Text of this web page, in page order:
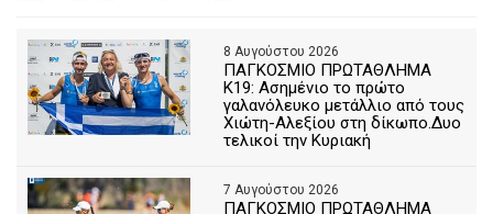
8 Αυγούστου 2026
ΠΑΓΚΟΣΜΙΟ ΠΡΩΤΑΘΛΗΜΑ
Κ19: Ασημένιο το πρώτο
γαλανόλευκο μετάλλιο από τους
Χιώτη-Αλεξίου στη δίκωπο.Δυο
τελικοί την Κυριακή
7 Αυγούστου 2026
ΠΑΓΚΟΣΜΙΟ ΠΡΩΤΑΘΛΗΜΑ